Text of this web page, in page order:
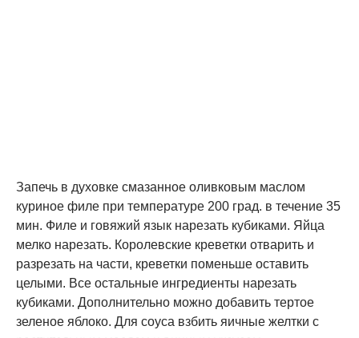
Запечь в духовке смазанное оливковым маслом
куриное филе при температуре 200 град. в течение 35
мин. Филе и говяжий язык нарезать кубиками. Яйца
мелко нарезать. Королевские креветки отварить и
разрезать на части, креветки поменьше оставить
целыми. Все остальные ингредиенты нарезать
кубиками. Дополнительно можно добавить тертое
зеленое яблоко. Для соуса взбить яичные желтки с